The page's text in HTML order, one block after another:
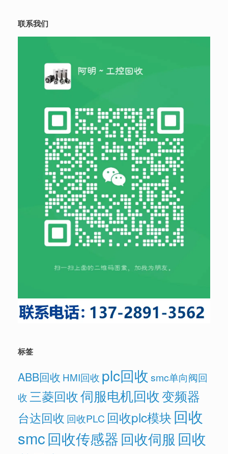
联系我们
标签
ABB回收 HMI回收 plc回收 smc单向阀回
收 三菱回收伺服电机回收变频器
台达回收 回收PLC 回收plc模块 回收
smc回收传感器回收伺服 回收